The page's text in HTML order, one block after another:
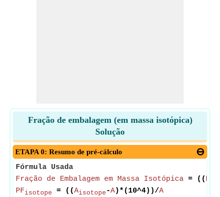
Fração de embalagem (em massa isotópica)
Solução
ETAPA 0: Resumo de pré-cálculo
Fórmula Usada
Fração de Embalagem em Massa Isotópica = ((
PFisotope = ((Aisotope -A)*(10^4))/A